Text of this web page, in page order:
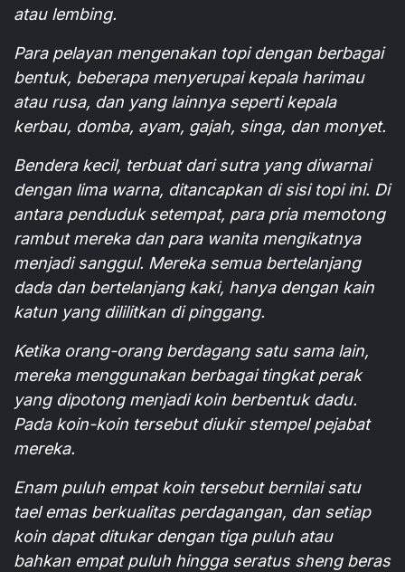
atau lembing.
Para pelayan mengenakan topi dengan berbagai
bentuk, beberapa menyerupai kepala harimau
atau rusa, dan yang lainnya seperti kepala
kerbau, domba, ayam, gajah, singa, dan monyet.
Bendera kecil, terbuat dari sutra yang diwarnai
dengan lima warna, ditancapkan di sisi topi ini. Di
antara penduduk setempat, para pria memotong
rambut mereka dan para wanita mengikatnya
menjadi sanggul. Mereka semua bertelanjang
dada dan bertelanjang kaki, hanya dengan kain
katun yang dililitkan di pinggang.
Ketika orang-orang berdagang satu sama lain,
mereka menggunakan berbagai tingkat perak
yang dipotong menjadi koin berbentuk dadu.
Pada koin-koin tersebut diukir stempel pejabat
mereka.
Enam puluh empat koin tersebut bernilai satu
tael emas berkualitas perdagangan, dan setiap
koin dapat ditukar dengan tiga puluh atau
bahkan empat puluh hingga seratus sheng beras